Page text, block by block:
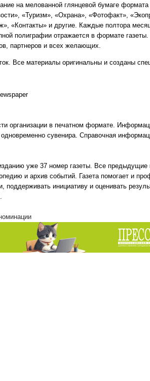
на мелованной глянцевой бумаге
«Туризм», «Охрана», «Фотофакт»,
«Контакты» и другие. Каждые полтора
полиграфии отражается в формате
партнеров и всех желающих.
Все материалы оригинальны и созданы
организации в печатном формате.
сувенира. Справочная
уже 37 номер газеты. Все
и архив событий. Газета помогает и
поддерживать инициативу и оценивать